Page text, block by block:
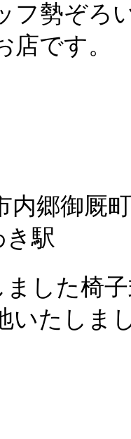
フ勢ぞろ
店です。
内郷御厩
き駅
ました椅
いたしま